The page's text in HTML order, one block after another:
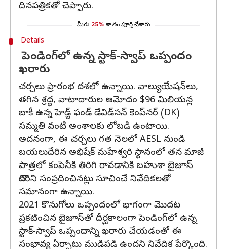
దినపత్రికతో చెప్పారు.
మీరు 25% శాతం పూర్తి చేశారు
Details
పెండింగ్‌లో ఉన్న స్టాక్-స్వాప్ ఒప్పందం
ఖరారు
చర్చలు ప్రారంభ దశలో ఉన్నాయి. వాల్యుయేషన్‌లు,
తగిన శ్రద్ధ, వాటాదారుల ఆమోదం $96 మిలియన్ల
బాకీ ఉన్న హెడ్జ్ ఫండ్ డేవిడ్‌సన్ కెంప్‌నర్ (DK)
సమ్మతి వంటి అంశాలకు లోబడి ఉంటాయి.
అదనంగా, ఈ చర్చలు గత నెలలో AESL నుండి
బయలుదేరిన అభిషేక్ మహేశ్వరి స్థానంలో తన మాజీ
పాత్రలో కంపెనీకి తిరిగి రావడానికి బహుశా బైజూస్
చౌదరిని సంప్రదించినట్లు సూచించే నివేదికలతో
సమానంగా ఉన్నాయి.
2021 కొనుగోలు ఒప్పందంలో భాగంగా మొదట
ప్రకటించిన బైజూస్‌తో దీర్ఘకాలంగా పెండింగ్‌లో ఉన్న
స్టాక్-స్వాప్ ఒప్పందాన్ని ఖరారు చేయడంతో ఈ
సంభావ్య ఏర్పాటు ముడిపడి ఉందని నివేదిక పేర్కొంది.